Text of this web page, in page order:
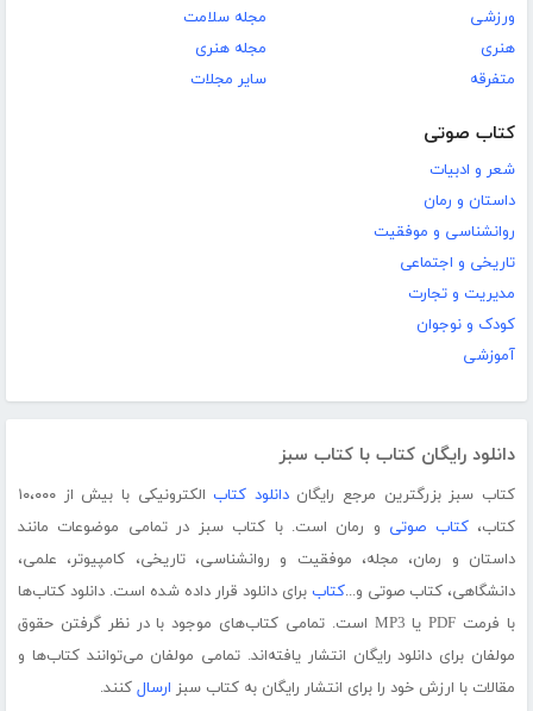
ورزشی
هنری
متفرقه
مجله سلامت
مجله هنری
سایر مجلات
کتاب صوتی
شعر و ادبیات
داستان و رمان
روانشناسی و موفقیت
تاریخی و اجتماعی
مدیریت و تجارت
کودک و نوجوان
آموزشی
دانلود رایگان کتاب با کتاب سبز
کتاب سبز بزرگترین مرجع رایگاندانلود کتاب
الکترونیکی با بیش از ۱۰،۰۰۰
کتاب،کتاب صوتی و رمان است. با کتاب سبز در تمامی موضوعات مانند
داستان و رمان، مجله، موفقیت و روانشناسی، تاریخی، کامپیوتر، علمی،
دانشگاهی، کتاب صوتی و...کتاب برای دانلود قرار داده شده است. دانلود کتاب‌ها
با فرمت PDF یا MP3 است. تمامی کتاب‌های موجود با در نظر گرفتن حقوق
مولفان برای دانلود رایگان انتشار یافته‌اند. تمامی مولفان می‌توانند کتاب‌ها و
مقالات با ارزش خود را برای انتشار رایگان به کتاب سبز ارسال کنند.